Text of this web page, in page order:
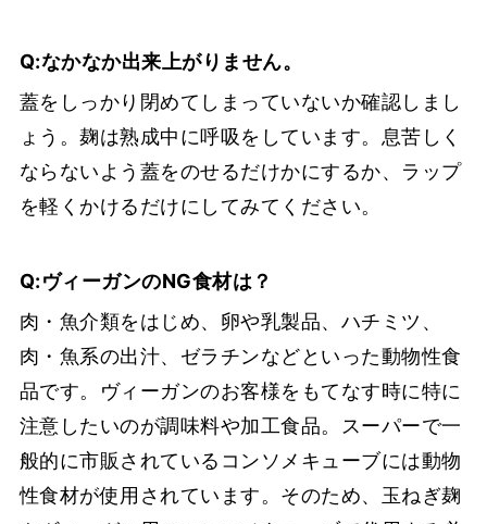
Q:なかなか出来上がりません。
蓋をしっかり閉めてしまっていないか確認しまし
ょう。麹は熟成中に呼吸をしています。息苦しく
ならないよう蓋をのせるだけかにするか、ラップ
を軽くかけるだけにしてみてください。
Q:ヴィーガンのNG食材は？
肉・魚介類をはじめ、卵や乳製品、ハチミツ、
肉・魚系の出汁、ゼラチンなどといった動物性食
品です。ヴィーガンのお客様をもてなす時に特に
注意したいのが調味料や加工食品。スーパーで一
般的に市販されているコンソメキューブには動物
性食材が使用されています。そのため、玉ねぎ麹